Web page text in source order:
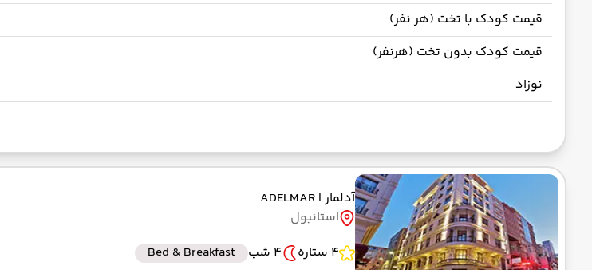
قیمت کودک با تخت (هر نفر)
قیمت کودک بدون تخت (هرنفر)
نوزاد
آدلمار| ADELMAR
استانبول
4 ستاره
4 شب Bed & Breakfast